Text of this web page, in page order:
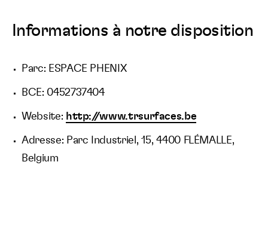
Informations à notre disposition
Parc: ESPACE PHENIX
BCE: 0452737404
Website: http://www.trsurfaces.be
Adresse: Parc Industriel, 15, 4400 FLÉMALLE,
Belgium